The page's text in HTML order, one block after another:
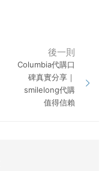
後一則
Columbia代購口
碑真實分享｜
smilelong代購
值得信賴